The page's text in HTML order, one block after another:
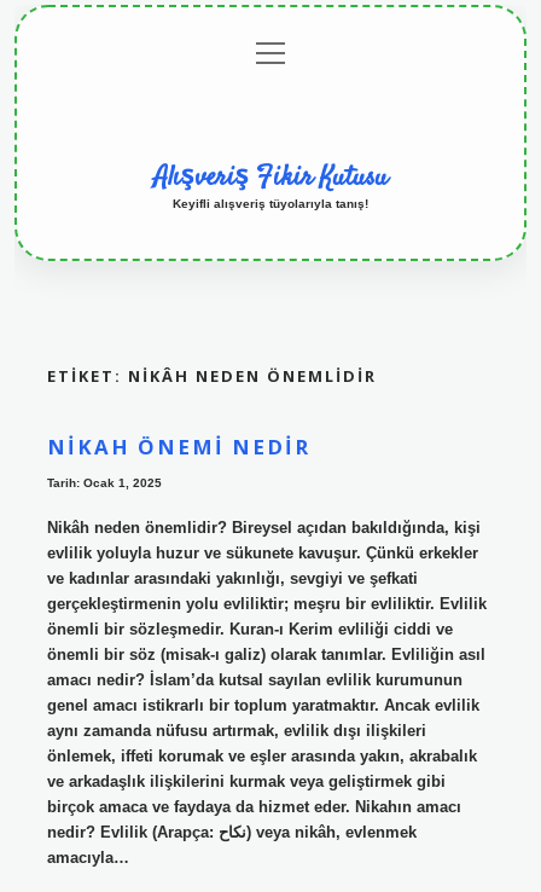
menüyü
aç
Alışveriş Fikir Kutusu
Keyifli alışveriş tüyolarıyla tanış!
ETIKET: NIKÂH NEDEN ÖNEMLIDIR
NIKAH ÖNEMI NEDIR
Tarih: Ocak 1, 2025
Nikâh neden önemlidir? Bireysel açıdan bakıldığında, kişi
evlilik yoluyla huzur ve sükunete kavuşur. Çünkü erkekler
ve kadınlar arasındaki yakınlığı, sevgiyi ve şefkati
gerçekleştirmenin yolu evliliktir; meşru bir evliliktir. Evlilik
önemli bir sözleşmedir. Kuran-ı Kerim evliliği ciddi ve
önemli bir söz (misak-ı galiz) olarak tanımlar. Evliliğin asıl
amacı nedir? İslam’da kutsal sayılan evlilik kurumunun
genel amacı istikrarlı bir toplum yaratmaktır. Ancak evlilik
aynı zamanda nüfusu artırmak, evlilik dışı ilişkileri
önlemek, iffeti korumak ve eşler arasında yakın, akrabalık
ve arkadaşlık ilişkilerini kurmak veya geliştirmek gibi
birçok amaca ve faydaya da hizmet eder. Nikahın amacı
nedir? Evlilik (Arapça: نكاح‎) veya nikâh, evlenmek
amacıyla…